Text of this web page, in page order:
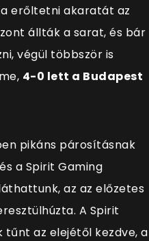
erőltetni akaratát az
állták a sarat, és bár
végül többször is
4-0 lett a Budapest
pikáns párosításnak
a Spirit Gaming
az az előzetes
A Spirit
tűnt az elejétől kezdve, a